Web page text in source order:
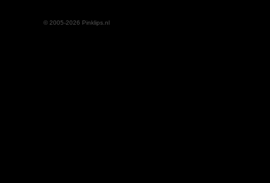
© 2005-2026 Pinklips.nl